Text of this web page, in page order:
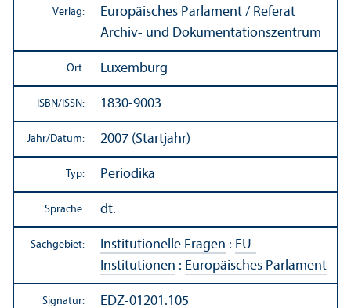
Verlag:
Europäisches Parlament / Referat
Archiv- und Dokumentations­zentrum
Ort: Luxemburg
ISBN/ISSN: 1830-9003
Jahr/Datum: 2007 (Startjahr)
Typ: Periodika
Sprache: dt.
Sachgebiet: Institutionelle Fragen : EU-
Institutionen : Europäisches Parlament
Signatur: EDZ-01201.105